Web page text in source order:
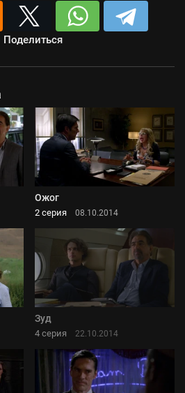
Поделиться
Ожог
2 серия 08.10.2014
Зуд
4 серия 22.10.2014